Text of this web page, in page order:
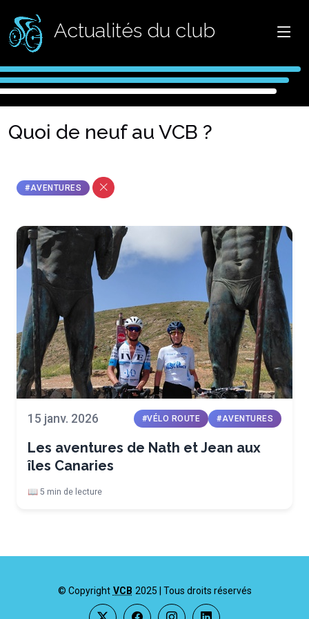
Actualités du club
Quoi de neuf au VCB ?
#AVENTURES
15 janv. 2026 #VÉLO ROUTE #AVENTURES
Les aventures de Nath et Jean aux
îles Canaries
📖 5 min de lecture
© Copyright VCB 2025 | Tous droits réservés